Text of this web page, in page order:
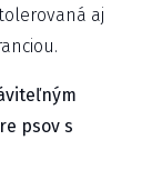
aj
psov s